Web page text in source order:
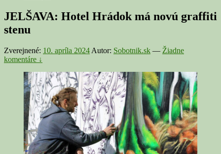
JELŠAVA: Hotel Hrádok má novú graffiti
stenu
Zverejnené: 10. apríla 2024 Autor: Sobotnik.sk — Žiadne
komentáre ↓